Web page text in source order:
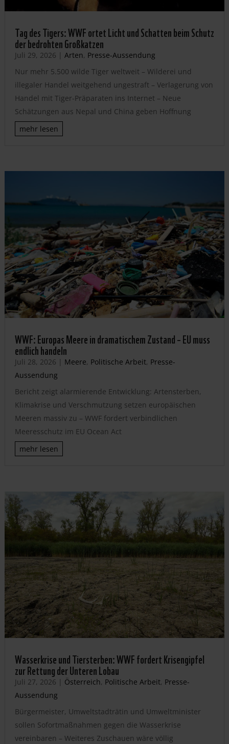
Tag des Tigers: WWF ortet Licht und Schatten beim Schutz
der bedrohten Großkatzen
Juli 29, 2026 | Arten, Presse-Aussendung
Nur mehr 5.500 wilde Tiger weltweit – Wilderei und
illegaler Handel weitgehend ungestraft – Verlagerung von
Handel mit Tiger-Präparaten ins Internet – Neue
Schätzungen aus Nepal und China geben Hoffnung
mehr lesen
WWF: Europas Meere in dramatischem Zustand – EU muss
endlich handeln
Juli 28, 2026 | Meere, Politische Arbeit, Presse-
Aussendung
Bericht zeigt alarmierende Entwicklung: Artensterben,
Klimakrise und Verschmutzung setzen europäischen
Meeren massiv zu – WWF fordert verbindlichen
Meeresschutz im EU Ocean Act
mehr lesen
Wasserkrise und Tiersterben: WWF fordert Krisengipfel
zur Rettung der Unteren Lobau
Juli 27, 2026 | Österreich, Politische Arbeit, Presse-
Aussendung
Bürgermeister, Umweltstadträtin und Umweltminister
sollen Sofortmaßnahmen gegen die Wasserkrise
vereinbaren – Weiteres Zuschauen wäre völlig